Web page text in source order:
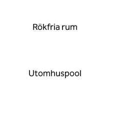
Rökfria rum
Utomhuspool